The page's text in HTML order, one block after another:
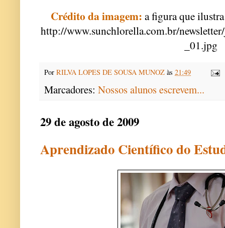
Crédito da imagem: a figura que
http://www.sunchlorella.com.br/
_01.jpg
Por RILVA LOPES DE SOUSA MUNOZ às 21:49
Marcadores: Nossos alunos escrevem...
29 de agosto de 2009
Aprendizado Científico do